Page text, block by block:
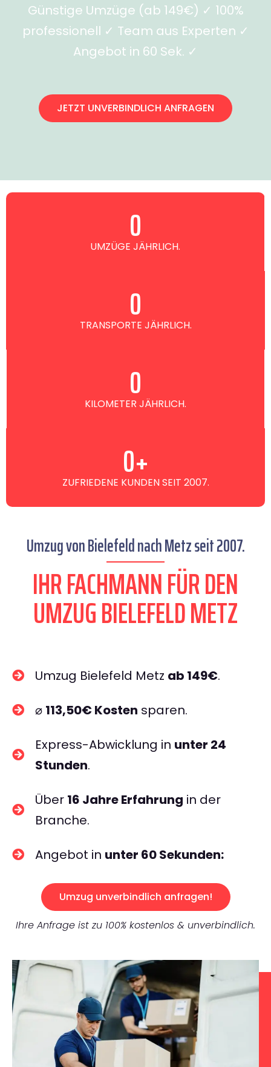
Günstige Umzüge (ab 149€) ✓ 100%
professionell ✓ Team aus Experten ✓
Angebot in 60 Sek. ✓
JETZT UNVERBINDLICH ANFRAGEN
UMZÜGE JÄHRLICH.
0
TRANSPORTE JÄHRLICH.
0
KILOMETER JÄHRLICH.
0
ZUFRIEDENE KUNDEN SEIT 2007.
0+
Umzug von Bielefeld nach Metz seit 2007.
IHR FACHMANN FÜR DEN
UMZUG BIELEFELD METZ
Umzug Bielefeld Metz ab 149€.
⌀ 113,50€ Kosten sparen.
Express-Abwicklung in unter 24
Stunden.
Über 16 Jahre Erfahrung in der
Branche.
Angebot in unter 60 Sekunden:
Umzug unverbindlich anfragen!
Ihre Anfrage ist zu 100% kostenlos & unverbindlich.